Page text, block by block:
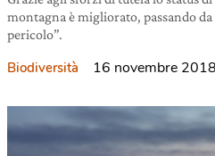
montagna è migliorato, passando
pericolo”.
Biodiversità 16 novembre 2018